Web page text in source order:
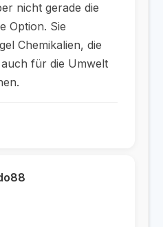
nicht gerade die
Option. Sie
Chemikalien, die
für die Umwelt